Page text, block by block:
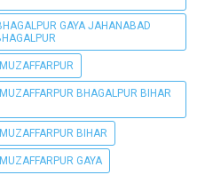
GAYA JAHANABAD
BHAGALPUR BIHAR
BIHAR
GAYA